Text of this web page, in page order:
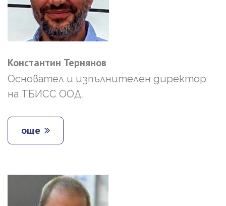
Константин Тернянов
Основател и изпълнителен директор
на ТБИСС ООД.
още